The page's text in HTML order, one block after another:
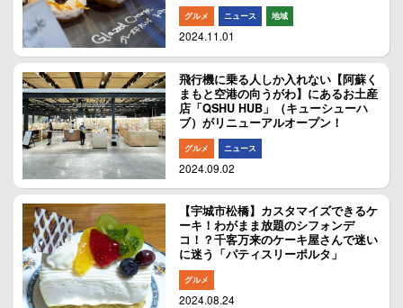
グルメ ニュース 地域
2024.11.01
飛行機に乗る人しか入れない【阿蘇く
まもと空港の向うがわ】にあるお土産
店「QSHU HUB」（キューシューハ
ブ）がリニューアルオープン！
グルメ ニュース
2024.09.02
【宇城市松橋】カスタマイズできるケ
ーキ！わがまま放題のシフォンデ
コ！？千客万来のケーキ屋さんで迷い
に迷う「パティスリーポルタ」
グルメ
2024.08.24